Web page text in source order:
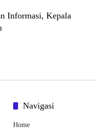
Informasi, Kepala
Navigasi
Home